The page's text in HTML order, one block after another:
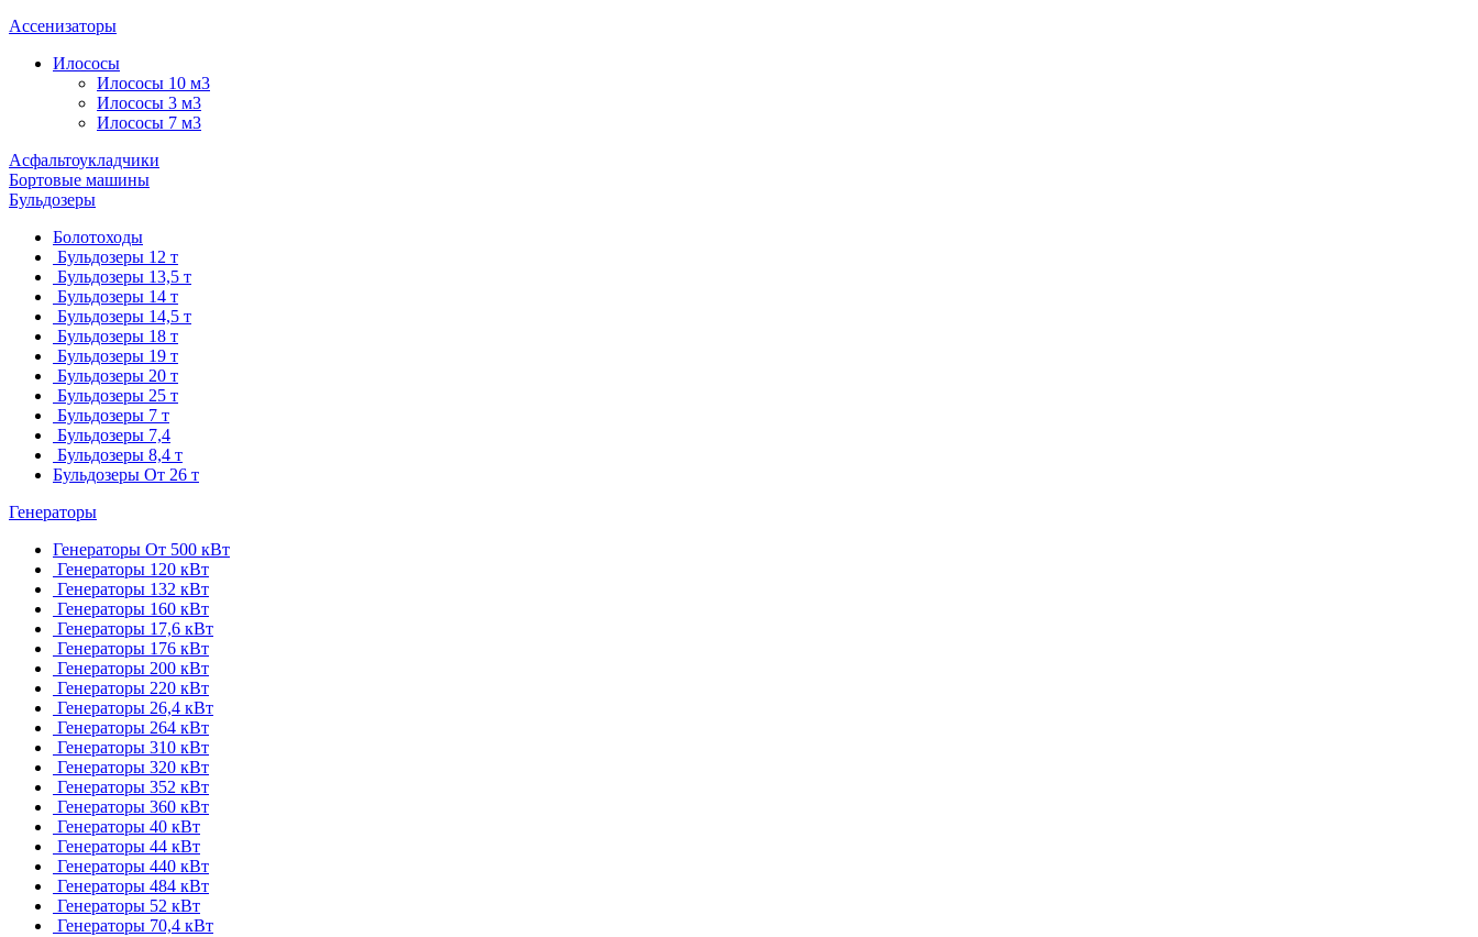
Ассенизаторы
Илососы
Илососы 10 м3
Илососы 3 м3
Илососы 7 м3
Асфальтоукладчики
Бортовые машины
Бульдозеры
Болотоходы
Бульдозеры 12 т
Бульдозеры 13,5 т
Бульдозеры 14 т
Бульдозеры 14,5 т
Бульдозеры 18 т
Бульдозеры 19 т
Бульдозеры 20 т
Бульдозеры 25 т
Бульдозеры 7 т
Бульдозеры 7,4
Бульдозеры 8,4 т
Бульдозеры От 26 т
Генераторы
Генераторы От 500 кВт
Генераторы 120 кВт
Генераторы 132 кВт
Генераторы 160 кВт
Генераторы 17,6 кВт
Генераторы 176 кВт
Генераторы 200 кВт
Генераторы 220 кВт
Генераторы 26,4 кВт
Генераторы 264 кВт
Генераторы 310 кВт
Генераторы 320 кВт
Генераторы 352 кВт
Генераторы 360 кВт
Генераторы 40 кВт
Генераторы 44 кВт
Генераторы 440 кВт
Генераторы 484 кВт
Генераторы 52 кВт
Генераторы 70,4 кВт